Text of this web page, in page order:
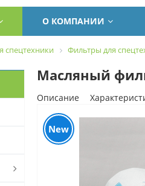
О КОМПАНИИ
спецтехники Фильтры для
Масляный
Описание
New